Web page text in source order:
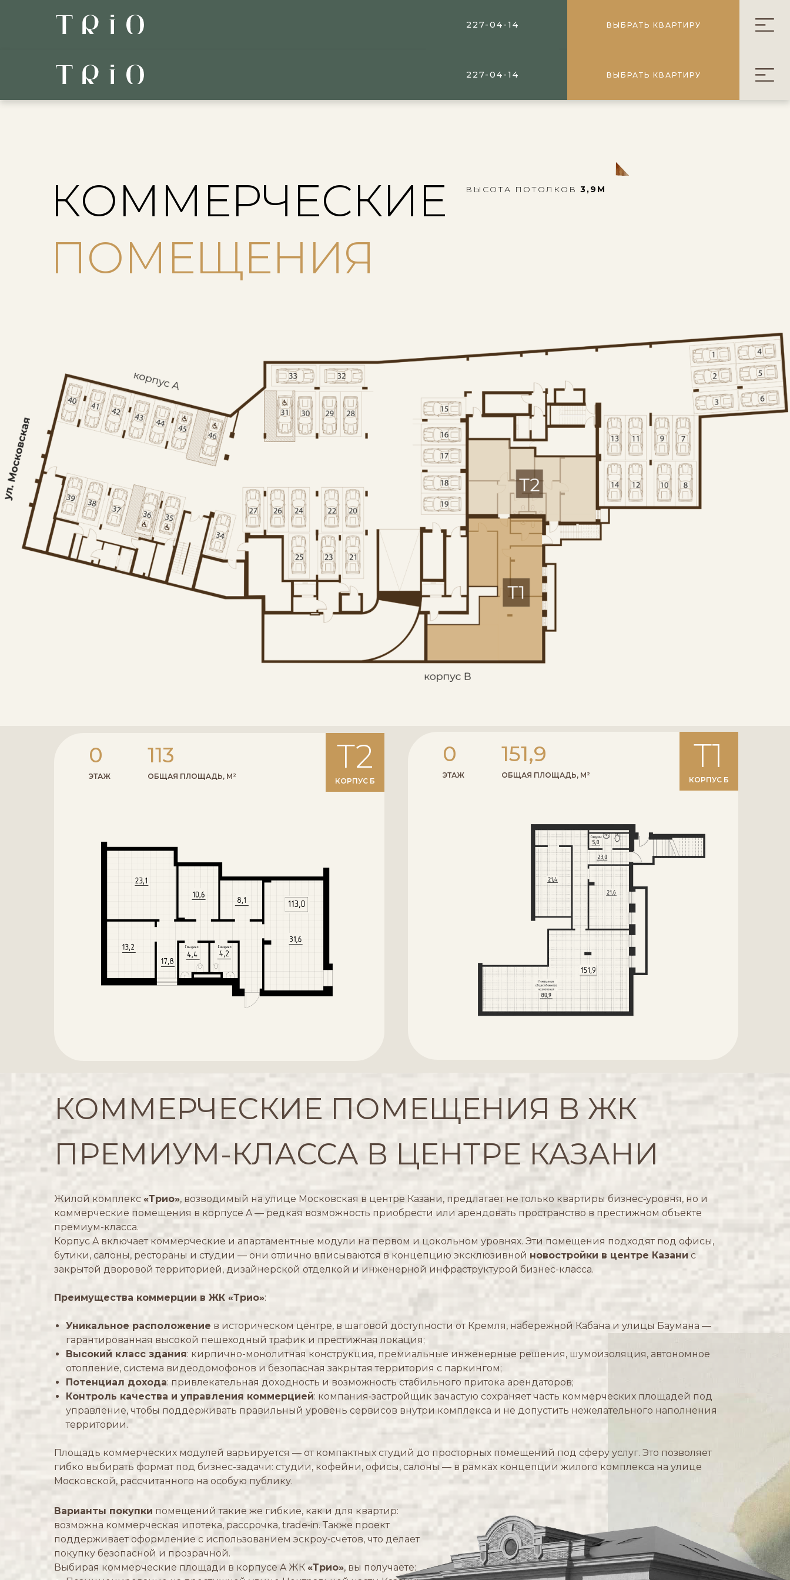
227-04-14 ВЫБРАТЬ КВАРТИРУ
227-04-14 ВЫБРАТЬ КВАРТИРУ
КОММЕРЧЕСКИЕ
ПОМЕЩЕНИЯ
ВЫСОТА ПОТОЛКОВ 3,9М
113
ОБЩАЯ ПЛОЩАДЬ, М²
0 T2
ЭТАЖ
КОРПУС Б
151,9
ОБЩАЯ ПЛОЩАДЬ, М²
0 Т1
ЭТАЖ
КОРПУС Б
КОММЕРЧЕСКИЕ ПОМЕЩЕНИЯ В ЖК
ПРЕМИУМ-КЛАССА В ЦЕНТРЕ КАЗАНИ
Жилой комплекс «Трио», возводимый на улице Московская в центре Казани, предлагает не только квартиры бизнес‑уровня, но и
коммерческие помещения в корпусе A — редкая возможность приобрести или арендовать пространство в престижном объекте
премиум-класса.
Корпус A включает коммерческие и апартаментные модули на первом и цокольном уровнях. Эти помещения подходят под офисы,
бутики, салоны, рестораны и студии — они отлично вписываются в концепцию эксклюзивной новостройки в центре Казани с
закрытой дворовой территорией, дизайнерской отделкой и инженерной инфраструктурой бизнес-класса.
Преимущества коммерции в ЖК «Трио»:
Уникальное расположение в историческом центре, в шаговой доступности от Кремля, набережной Кабана и улицы Баумана —
гарантированная высокой пешеходный трафик и престижная локация;
Высокий класс здания: кирпично-монолитная конструкция, премиальные инженерные решения, шумоизоляция, автономное
отопление, система видеодомофонов и безопасная закрытая территория с паркингом;
Потенциал дохода: привлекательная доходность и возможность стабильного притока арендаторов;
Контроль качества и управления коммерцией: компания‑застройщик зачастую сохраняет часть коммерческих площадей под
управление, чтобы поддерживать правильный уровень сервисов внутри комплекса и не допустить нежелательного наполнения
территории.
Площадь коммерческих модулей варьируется — от компактных студий до просторных помещений под сферу услуг. Это позволяет
гибко выбирать формат под бизнес-задачи: студии, кофейни, офисы, салоны — в рамках концепции жилого комплекса на улице
Московской, рассчитанного на особую публику.
Варианты покупки помещений такие же гибкие, как и для квартир:
возможна коммерческая ипотека, рассрочка, trade‑in. Также проект
поддерживает оформление с использованием эскроу‑счетов, что делает
покупку безопасной и прозрачной.
Выбирая коммерческие площади в корпусе A ЖК «Трио», вы получаете: